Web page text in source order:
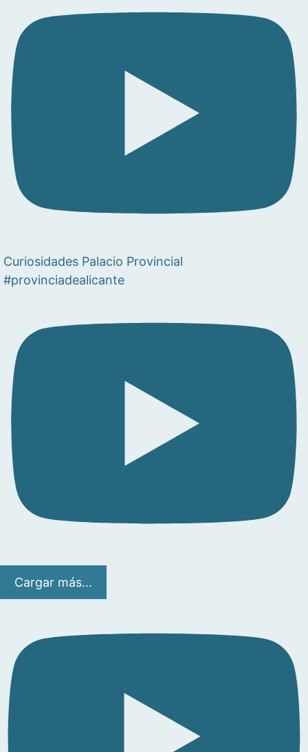
Curiosidades Palacio Provincial
#provinciadealicante
Cargar más...